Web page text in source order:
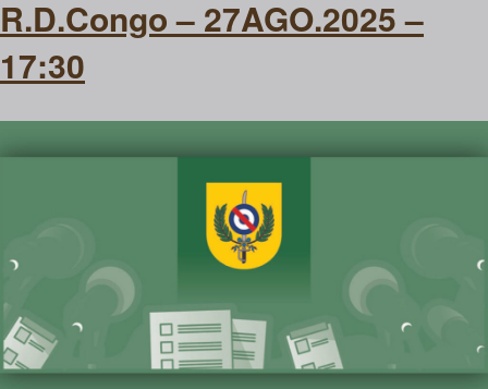
R.D.Congo – 27AGO.2025 –
17:30